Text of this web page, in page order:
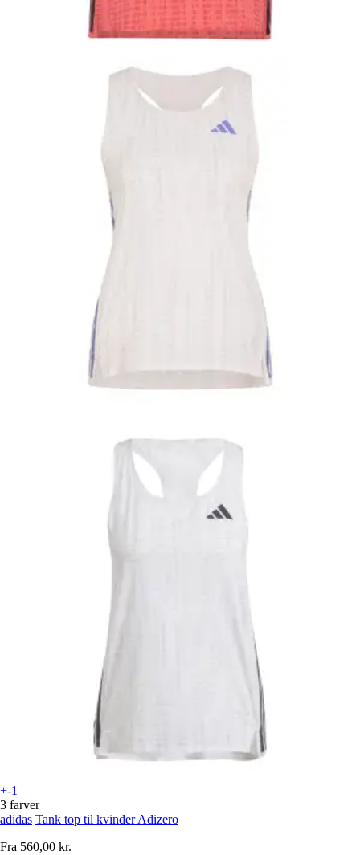
+-1
3 farver
adidas Tank top til kvinder Adizero
Fra 560,00 kr.